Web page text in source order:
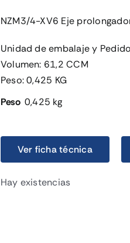
NZM3/4-XV6 Eje
Unidad de embalaje y
Volumen: 61,2 CCM
Peso: 0,425 KG
Peso 0,425 kg
Ver ficha técnica
Hay existencias